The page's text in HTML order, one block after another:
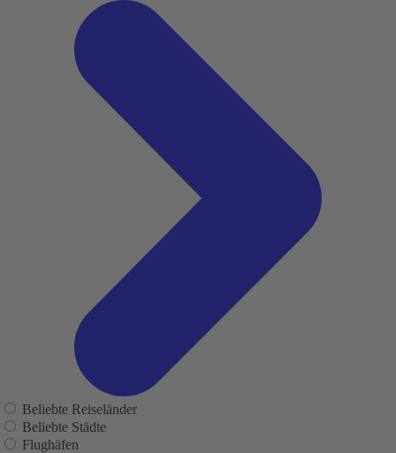
Beliebte Reiseländer
Beliebte Städte
Flughäfen